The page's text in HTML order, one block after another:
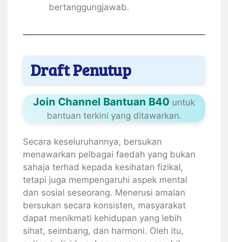
bertanggungjawab.
Draft Penutup
Join Channel Bantuan B40 untuk
bantuan terkini yang ditawarkan.
Secara keseluruhannya, bersukan
menawarkan pelbagai faedah yang bukan
sahaja terhad kepada kesihatan fizikal,
tetapi juga mempengaruhi aspek mental
dan sosial seseorang. Menerusi amalan
bersukan secara konsisten, masyarakat
dapat menikmati kehidupan yang lebih
sihat, seimbang, dan harmoni. Oleh itu,